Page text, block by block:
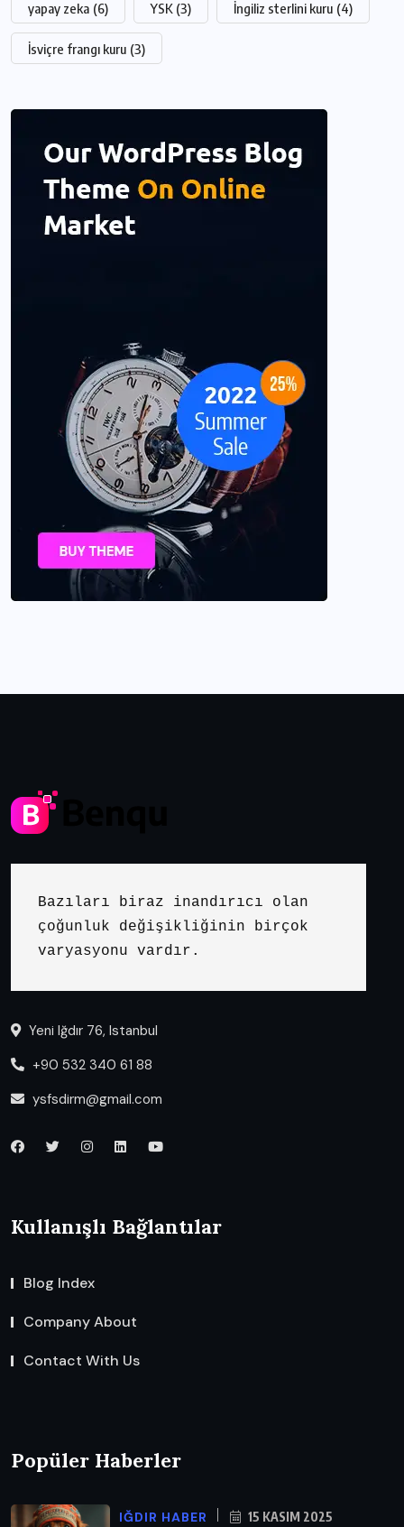
yapay zeka (6) YSK (3) İngiliz sterlini kuru (4)
İsviçre frangı kuru (3)
Bazıları biraz inandırıcı olan
çoğunluk değişikliğinin birçok
varyasyonu vardır.
Yeni Iğdır 76, Istanbul
+90 532 340 61 88
ysfsdirm@gmail.com
Kullanışlı Bağlantılar
Blog Index
Company About
Contact With Us
Popüler Haberler
IĞDIR HABER 15 KASIM 2025